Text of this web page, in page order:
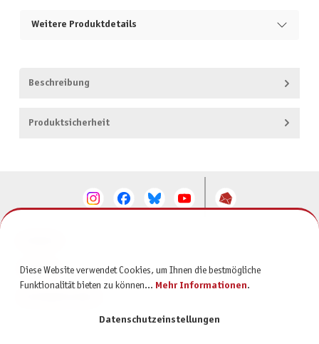
Weitere Produktdetails
Beschreibung
Produktsicherheit
SERVICE
Diese Website verwendet Cookies, um Ihnen die bestmögliche
Funktionalität bieten zu können... Mehr Informationen.
Datenschutzeinstellungen